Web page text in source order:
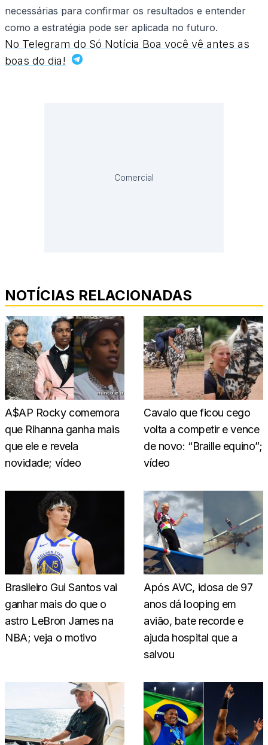
necessárias para confirmar os resultados e entender
como a estratégia pode ser aplicada no futuro.
No Telegram do Só Notícia Boa você vê antes as
boas do dia!
Comercial
NOTÍCIAS RELACIONADAS
A$AP Rocky comemora
que Rihanna ganha mais
que ele e revela
novidade; vídeo
Cavalo que ficou cego
volta a competir e vence
de novo: “Braille equino”;
vídeo
Brasileiro Gui Santos vai
ganhar mais do que o
astro LeBron James na
NBA; veja o motivo
Após AVC, idosa de 97
anos dá looping em
avião, bate recorde e
ajuda hospital que a
salvou